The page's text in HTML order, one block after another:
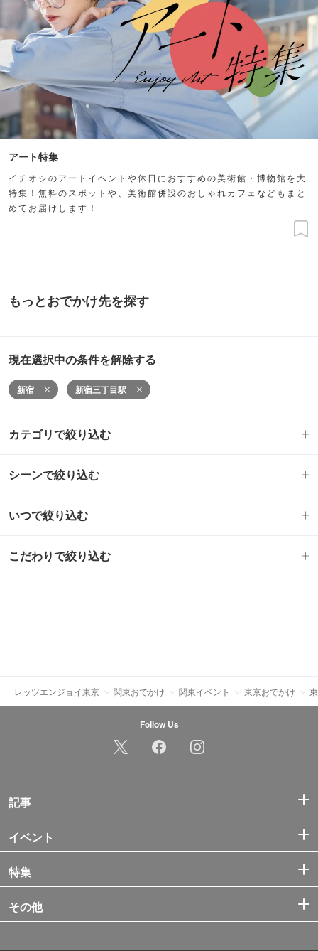
アート特集
イチオシのアートイベントや休日におすすめの美術館・博物館を大
特集！無料のスポットや、美術館併設のおしゃれカフェなどもまと
めてお届けします！
もっとおでかけ先を探す
現在選択中の条件を解除する
新宿 新宿三丁目駅
カテゴリで絞り込む
シーンで絞り込む
いつで絞り込む
こだわりで絞り込む
レッツエンジョイ東京 関東おでかけ 関東イベント 東京おでかけ
Follow Us
記事
イベント
特集
その他